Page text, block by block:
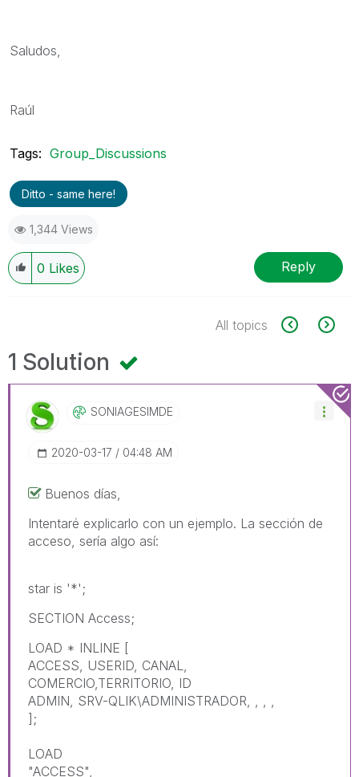
Saludos,
Raúl
Tags: Group_Discussions
Ditto - same here!
1,344 Views
0 Likes Reply
All topics
1 Solution
SONIAGESIMDE
‎2020-03-17 04:48 AM
Buenos días,
Intentaré explicarlo con un ejemplo. La sección de
acceso, sería algo así:
star is '*';
SECTION Access;
LOAD * INLINE [
ACCESS, USERID, CANAL,
COMERCIO,TERRITORIO, ID
ADMIN, SRV-QLIK\ADMINISTRADOR, , , ,
];
LOAD
"ACCESS",